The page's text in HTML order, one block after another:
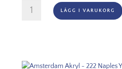
Amsterdam
Akryl
Yellow
LÄGG I VARUKORG